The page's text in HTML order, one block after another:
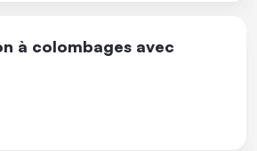
à colombages avec